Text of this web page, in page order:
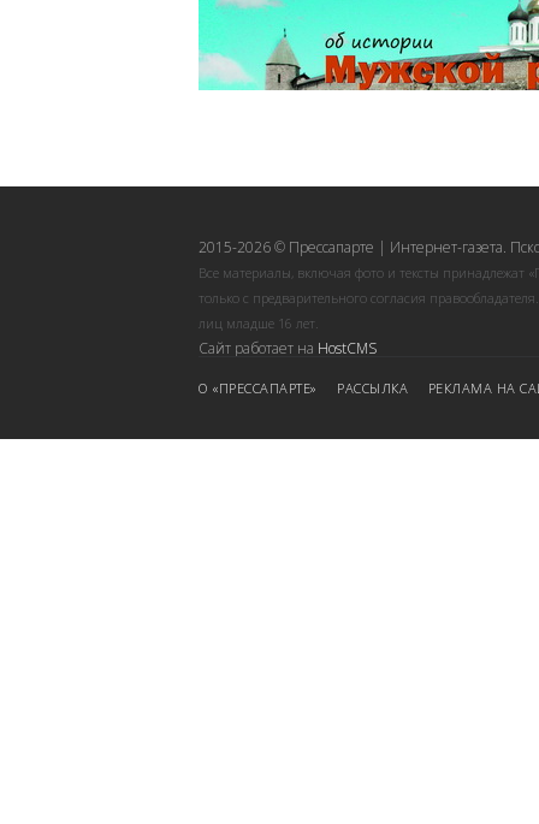
2015-2026 © Прессапарте | Интернет-газета.
Все материалы, включая фото и тексты принадлежат
только с предварительного согласия
лиц младше 16 лет.
Сайт работает на HostCMS
О «ПРЕССАПАРТЕ» РАССЫЛКА РЕКЛАМА НА